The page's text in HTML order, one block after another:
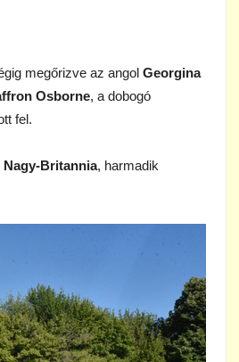
megőrizve az angol Georgina
Osborne, a dobogó
fel.
Nagy-Britannia, harmadik